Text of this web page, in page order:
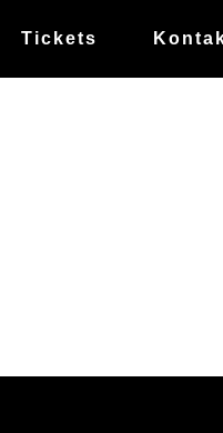
Tickets